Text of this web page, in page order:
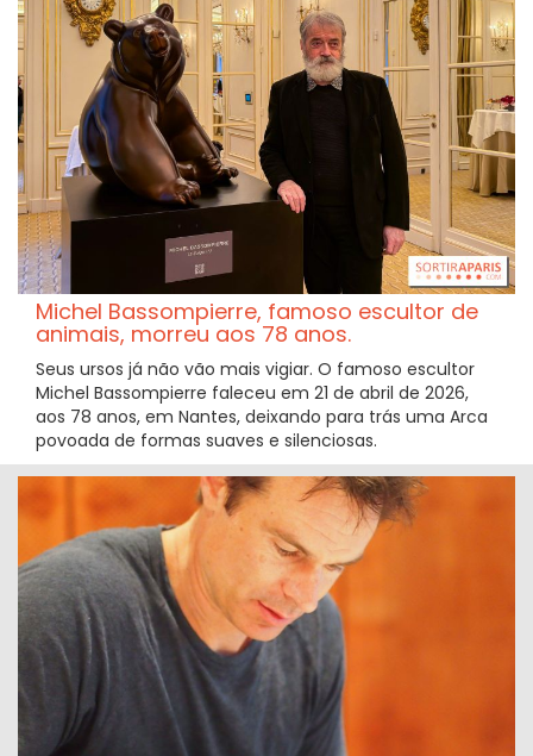
Michel Bassompierre, famoso escultor de
animais, morreu aos 78 anos.
Seus ursos já não vão mais vigiar. O famoso escultor
Michel Bassompierre faleceu em 21 de abril de 2026,
aos 78 anos, em Nantes, deixando para trás uma Arca
povoada de formas suaves e silenciosas.